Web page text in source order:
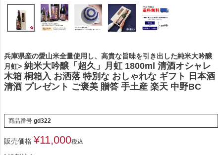
兵庫県産の愛山米全量使用し、高貴な旨味を引き出した純米大吟醸
月虹> 純米大吟醸「超久」月虹 1800ml 清酒オシャレ
木箱 桐箱入 お洒落 特別な おしゃれな ギフト 日本酒
清酒 プレゼント ご褒美 贈答 手土産 楽天 中野BC
商品番号 gd322
販売価格 ¥11,000税込